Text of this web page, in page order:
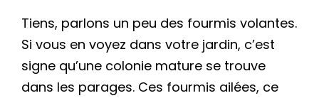
Tiens, parlons un peu des fourmis volantes.
Si vous en voyez dans votre jardin, c’est
signe qu’une colonie mature se trouve
dans les parages. Ces fourmis ailées, ce